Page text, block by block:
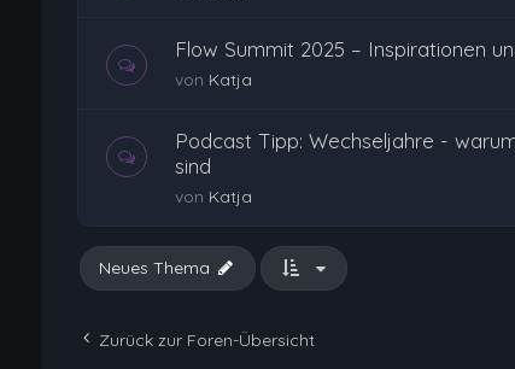
Flow Summit 2025 – Inspirationen
von Katja
Podcast Tipp: Wechseljahre -
sind
von Katja
Neues Thema
Zurück zur Foren-Übersicht